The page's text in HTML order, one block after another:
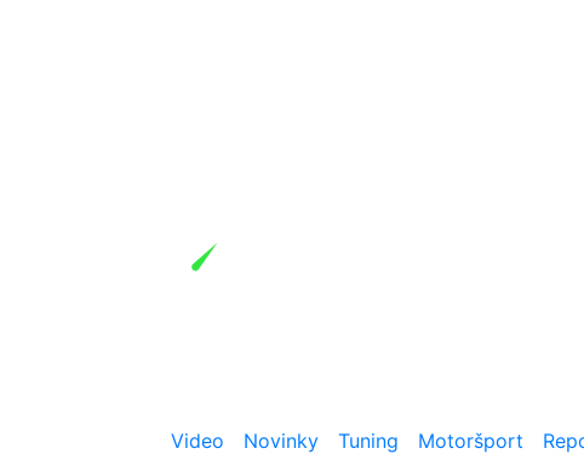
Video
Novinky Tuning Motoršport